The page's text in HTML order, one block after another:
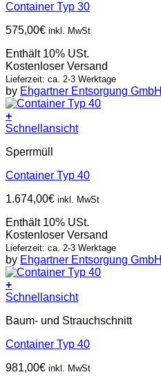
Container Typ 30
575,00€ inkl. MwSt
Enthält 10% USt.
Kostenloser Versand
Lieferzeit: ca. 2-3 Werktage
by Ehgartner Entsorgung GmbH
+
Schnellansicht
Sperrmüll
Container Typ 40
1.674,00€ inkl. MwSt
Enthält 10% USt.
Kostenloser Versand
Lieferzeit: ca. 2-3 Werktage
by Ehgartner Entsorgung GmbH
+
Schnellansicht
Baum- und Strauchschnitt
Container Typ 40
981,00€ inkl. MwSt